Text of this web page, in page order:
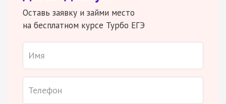
Оставь заявку и займи место
на бесплатном курсе Турбо ЕГЭ